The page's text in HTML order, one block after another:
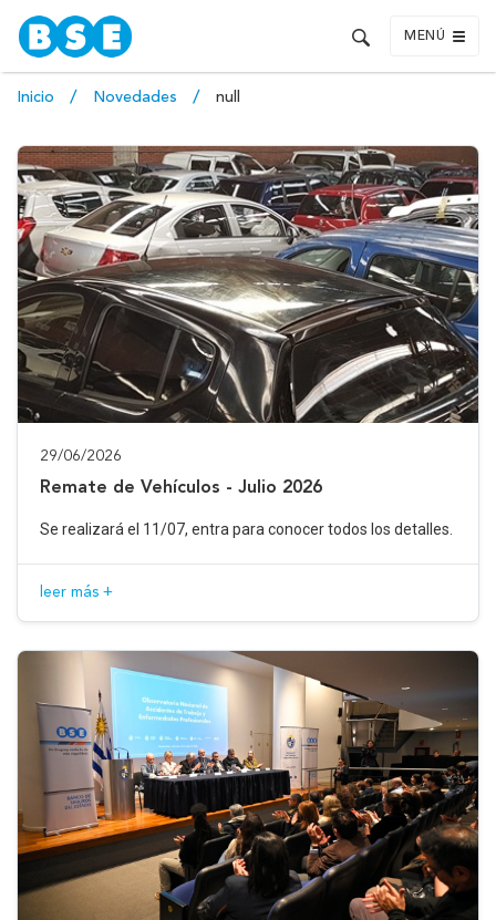
MENÚ
Inicio Novedades null
29/06/2026
Remate de Vehículos - Julio 2026
Se realizará el 11/07, entra para conocer todos los detalles.
leer más +